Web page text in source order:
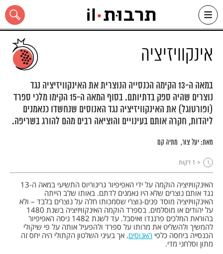
Skip
content
כל האתר
אינקוויזיציה
במאה ה-13 הקימה הכנסייה הנוצרית את האינקוויזיציה נגד
נוצרים שהיה ספק בדתיותם. בסוף המאה ה-15 הקימו מלכי ספרד
(ופורטוגל) את האינקוויזיציה נגד האנוסים שנחשדו כנאמנים
ליהדות, חקרה אותם בעינויים והוציאה רבים מהם להורג בשריפה.
מאת:יעל צור מתיה קם
< 1 דקות
האינקוויזיציה הוקמה על ידי האפיפיור גריגוריוס התשיעי במאה ה-13
נגד אותם נוצרים שלא היו נאמנים לדתם. באותו שלב הייתה
האינקוויזיציה מוסד פנים-נוצרי שסמכותו חלה על נוצרים בלבד – ולא
על יהודים או מוסלמים. בספרד הוקמה האינקוויזיציה בשנת 1480
בהוראת המלכים פרננדו ואיסבל. עד לשנת 1482 ניסה האפיפיור
להמשיך ולהשליט את מרותו על ספרד ולהפעיל אותה על פי שיקולי
הכנסייה ביחסה כלפי האנוסים. אך בעיני השלטון הקתולי היה יחס זה
מתון וסלחני מדי.